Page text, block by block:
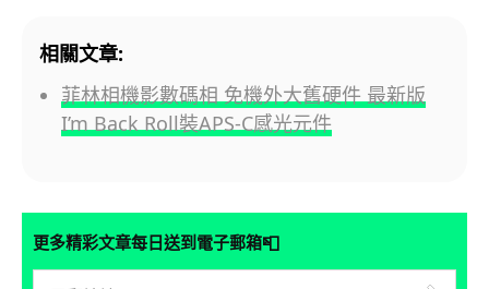
相關文章:
菲林相機影數碼相 免機外大舊硬件 最新版
I’m Back Roll裝APS-C感光元件
更多精彩文章每日送到電子郵箱📮